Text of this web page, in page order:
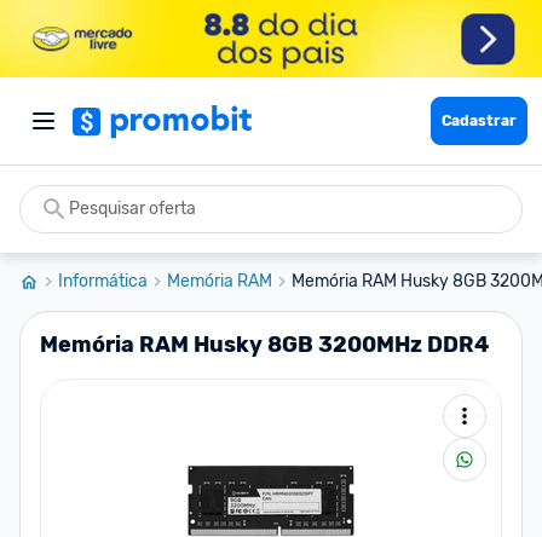
Cadastrar
Informática Memória RAM Memória RAM Husky 8GB
Memória RAM Husky 8GB 3200MHz DDR4